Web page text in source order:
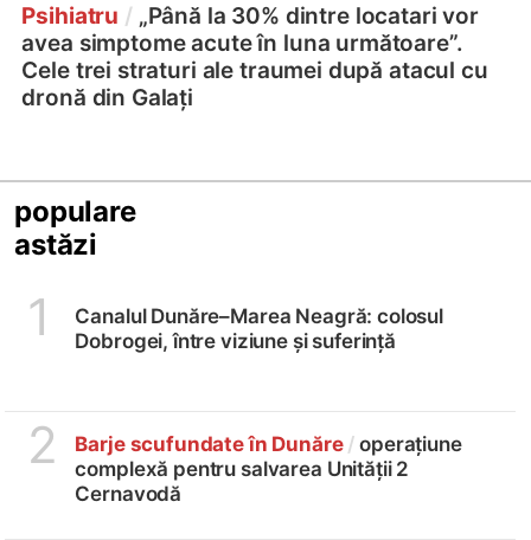
Psihiatru / „Până la 30% dintre locatari vor
avea simptome acute în luna următoare”.
Cele trei straturi ale traumei după atacul cu
dronă din Galați
populare
astăzi
1
Canalul Dunăre–Marea Neagră: colosul
Dobrogei, între viziune și suferință
2 Barje scufundate în Dunăre / operațiune
complexă pentru salvarea Unității 2
Cernavodă